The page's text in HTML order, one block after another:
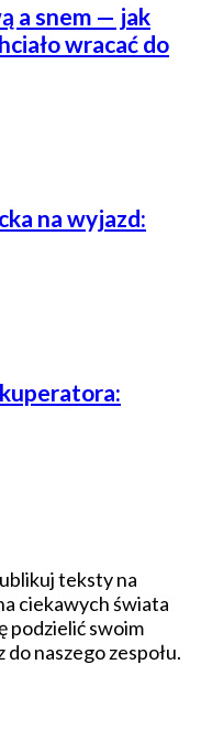
a snem — jak
wracać do
na wyjazd:
teksty na
ciekawych świata
podzielić swoim
naszego zespołu.